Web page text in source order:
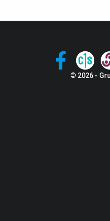
© 2026 -